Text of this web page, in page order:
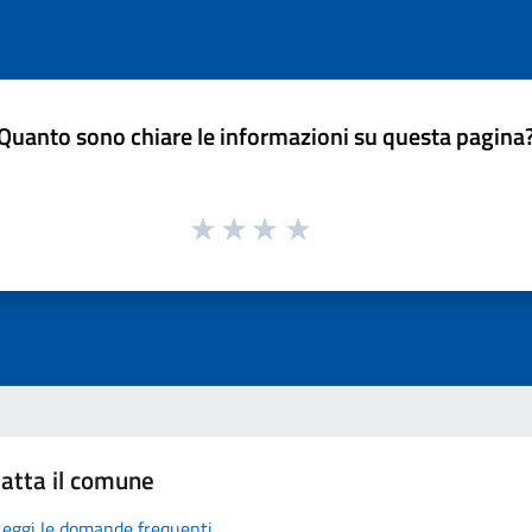
sono chiare le informazioni su questa
il comune